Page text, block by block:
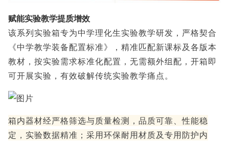
赋能实验教学提质增效
该系列实验箱专为中学理化生实验教学研发，严格契合
《中学教学装备配置标准》，精准匹配新课标及各版本
教材，按实验需求标准化配置，无需额外组配，开箱即
可开展实验，有效破解传统实验教学痛点。
箱内器材经严格筛选与质量检测，品质可靠、性能稳
定，实验数据精准；采用环保耐用材质及专用防护内